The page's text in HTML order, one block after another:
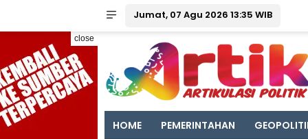
Jumat, 07 Agu 2026 13:35 WIB
close
HOME PEMERINTAHAN